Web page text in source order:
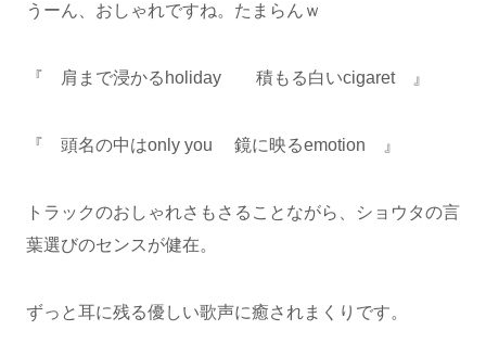
うーん、おしゃれですね。たまらんｗ
『 肩まで浸かるholiday 積もる白いcigaret 』
『 頭名の中はonly you 鏡に映るemotion 』
トラックのおしゃれさもさることながら、ショウタの言
葉選びのセンスが健在。
ずっと耳に残る優しい歌声に癒されまくりです。